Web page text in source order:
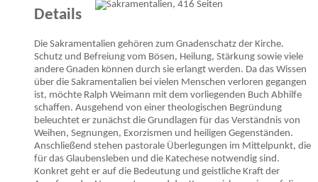
Details
Die Sakramentalien gehören zum Gnadenschatz der Kirche.
Schutz und Befreiung vom Bösen, Heilung, Stärkung sowie viele
andere Gnaden können durch sie erlangt werden. Da das Wissen
über die Sakramentalien bei vielen Menschen verloren gegangen
ist, möchte Ralph Weimann mit dem vorliegenden Buch Abhilfe
schaffen. Ausgehend von einer theologischen Begründung
beleuchtet er zunächst die Grundlagen für das Verständnis von
Weihen, Segnungen, Exorzismen und heiligen Gegenständen.
Anschließend stehen pastorale Überlegungen im Mittelpunkt, die
für das Glaubensleben und die Katechese notwendig sind.
Konkret geht er auf die Bedeutung und geistliche Kraft der